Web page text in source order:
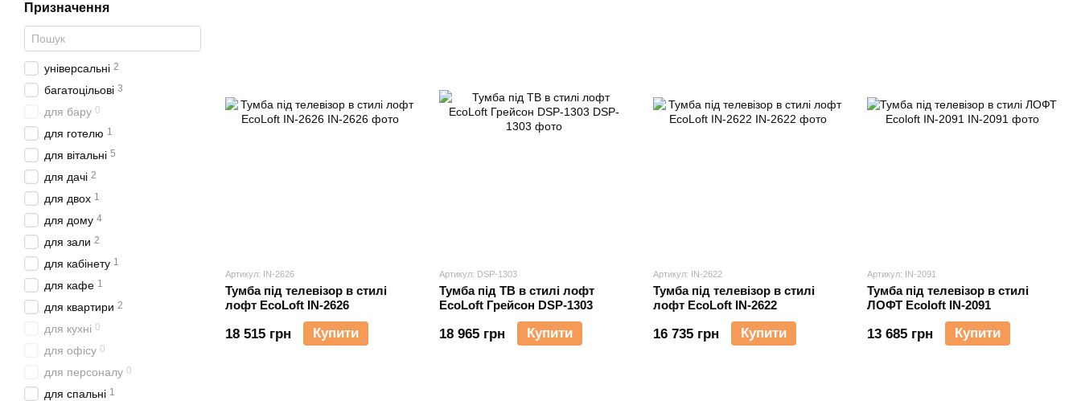
Артикул: IN-2626
Тумба під телевізор в стилі
лофт EcoLoft IN-2626
18 515 грн Купити
Артикул: DSP-1303
Тумба під ТВ в стилі лофт
EcoLoft Грейсон DSP-1303
18 965 грн Купити
Артикул: IN-2622
Тумба під телевізор в стилі
лофт EcoLoft IN-2622
16 735 грн Купити
Артикул: IN-2091
Тумба під телевізор в стилі
ЛОФТ Ecoloft IN-2091
13 685 грн Купити
Призначення
універсальні 2
багатоцільові 3
для бару 0
для готелю 1
для вітальні 5
для дачі 2
для двох 1
для дому 4
для зали 2
для кабінету 1
для кафе 1
для квартири 2
для кухні 0
для офісу 0
для персоналу 0
для спальні 1